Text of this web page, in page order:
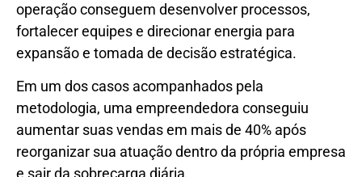
operação conseguem desenvolver processos,
fortalecer equipes e direcionar energia para
expansão e tomada de decisão estratégica.
Em um dos casos acompanhados pela
metodologia, uma empreendedora conseguiu
aumentar suas vendas em mais de 40% após
reorganizar sua atuação dentro da própria empresa